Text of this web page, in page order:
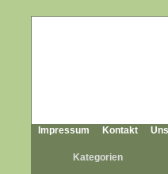
Impressum Kontakt
Kategorien